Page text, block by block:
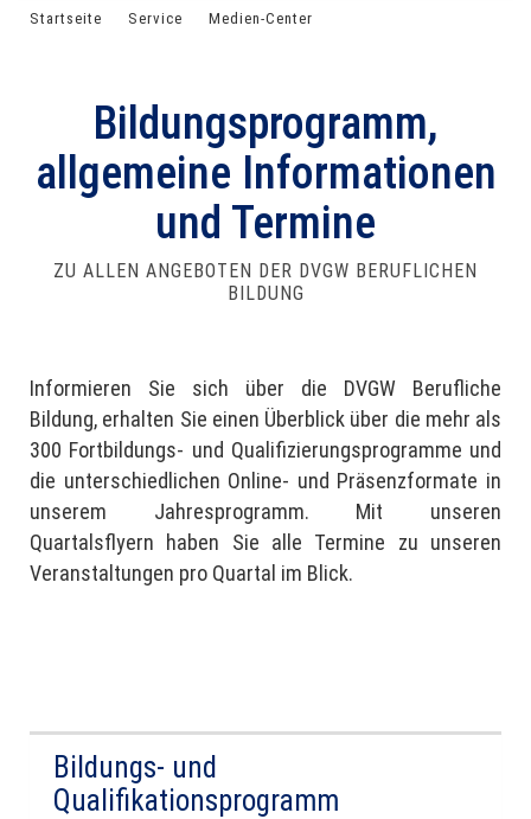
Startseite Service Medien-Center
Bildungsprogramm,
allgemeine Informationen
und Termine
ZU ALLEN ANGEBOTEN DER DVGW BERUFLICHEN
BILDUNG
Informieren Sie sich über die DVGW Berufliche
Bildung, erhalten Sie einen Überblick über die mehr als
300 Fortbildungs- und Qualifizierungsprogramme und
die unterschiedlichen Online- und Präsenzformate in
unserem Jahresprogramm. Mit unseren
Quartalsflyern haben Sie alle Termine zu unseren
Veranstaltungen pro Quartal im Blick.
Bildungs- und
Qualifikationsprogramm